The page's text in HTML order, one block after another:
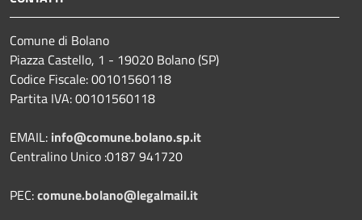
Comune di Bolano
Piazza Castello, 1 - 19020 Bolano (SP)
Codice Fiscale: 00101560118
Partita IVA: 00101560118
EMAIL: info@comune.bolano.sp.it
Centralino Unico :0187 941720
PEC:comune.bolano@legalmail.it